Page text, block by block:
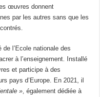
œuvres donnent
par les autres sans que les
l’Ecole nationale des
à l’enseignement. Installé
et participe à des
pays d’Europe. En 2021, il
» , également dédiée à